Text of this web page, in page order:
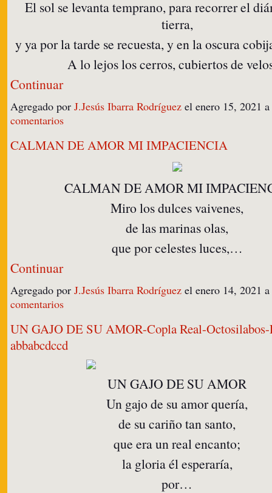
El sol se levanta temprano, para recorrer el
tierra,
y ya por la tarde se recuesta, y en la oscura
A lo lejos los cerros, cubiertos de
Continuar
Agregado por J.Jesús Ibarra Rodríguez el enero 15, 2021
comentarios
CALMAN DE AMOR MI IMPACIENCIA
CALMAN DE AMOR MI
Miro los dulces vaivenes,
de las marinas olas,
que por celestes luces,…
Continuar
Agregado por J.Jesús Ibarra Rodríguez el enero 14, 2021
comentarios
UN GAJO DE SU AMOR-Copla Real-Octosilabos-
abbabcdccd
UN GAJO DE SU AMOR
Un gajo de su amor quería,
de su cariño tan santo,
que era un real encanto;
la gloria él esperaría,
por…